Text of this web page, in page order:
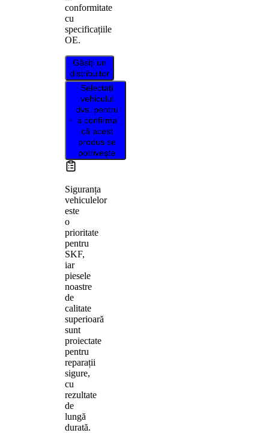
conformitate
cu
specificațiile
OE.
Găsiți un
distribuitor
Selectați
vehiculul
dvs. pentru
a confirma
că acest
produs se
potrivește
Siguranța
vehiculelor
este
o
prioritate
pentru
SKF,
iar
piesele
noastre
de
calitate
superioară
sunt
proiectate
pentru
reparații
sigure,
cu
rezultate
de
lungă
durată.